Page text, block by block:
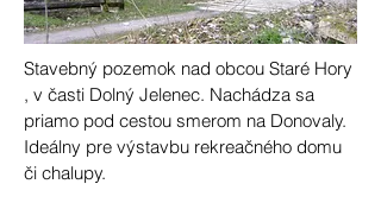
Stavebný pozemok nad obcou Staré Hory
, v časti Dolný Jelenec. Nachádza sa
priamo pod cestou smerom na Donovaly.
Ideálny pre výstavbu rekreačného domu
či chalupy.